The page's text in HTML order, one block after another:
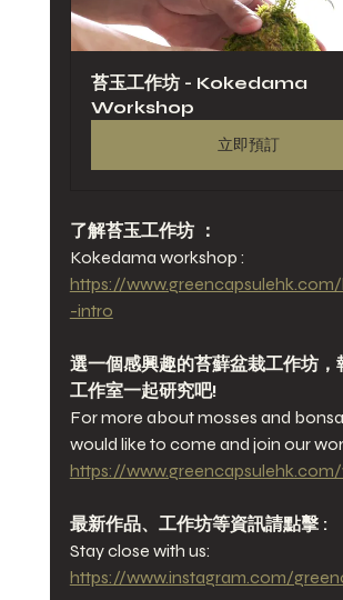
苔玉工作坊 - Kokedama
Workshop
立即預訂
了解苔玉工作坊 ：
Kokedama workshop :
https://
-intro
選一個感興趣的苔蘚盆栽工作坊，
工作室一起研究吧!
For more about mosses and
would like to come and join our
https://
最新作品、工作坊等資訊請點擊 :
Stay close with us:
https://www.instagram.com/